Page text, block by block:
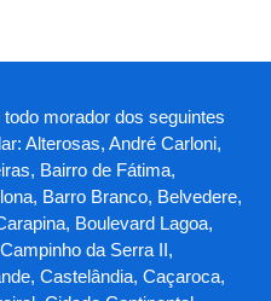
morador dos seguintes
Alterosas, André Carloni,
Bairro de Fátima,
Barro Branco, Belvedere,
Boulevard Lagoa,
da Serra II,
Castelândia, Caçaroca,